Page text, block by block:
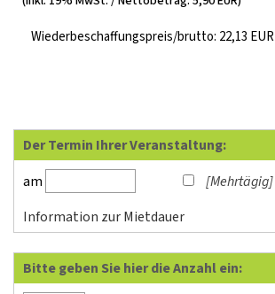
Wiederbeschaffungspreis/brutto: 22,13 EUR
Der Termin Ihrer Veranstaltung:
am
[Mehrtägig]
Information zur Mietdauer
Bitte geben Sie hier die Anzahl ein: